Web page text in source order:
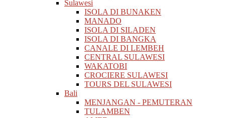
Sulawesi
ISOLA DI BUNAKEN
MANADO
ISOLA DI SILADEN
ISOLA DI BANGKA
CANALE DI LEMBEH
CENTRAL SULAWESI
WAKATOBI
CROCIERE SULAWESI
TOURS DEL SULAWESI
Bali
MENJANGAN - PEMUTERAN
TULAMBEN